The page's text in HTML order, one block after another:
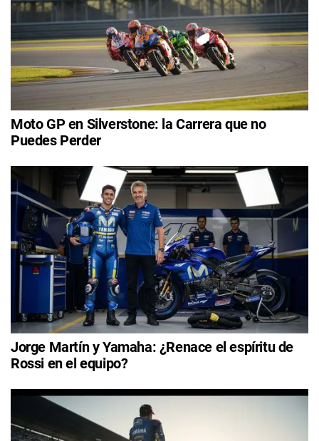
Moto GP en Silverstone: la Carrera que no
Puedes Perder
Jorge Martín y Yamaha: ¿Renace el espíritu de
Rossi en el equipo?